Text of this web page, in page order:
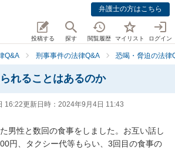
弁護士の方はこちら
投稿する 探す 閲覧履歴 マイリスト ログイン
Q&A 刑事事件の法律Q&A 恐喝・脅迫の法律
れることはあるのか
16:22更新日時： 2024年9月4日 11:43
男性と数回の食事をしました。お互い話し
円、タクシー代等もらい、3回目の食事の